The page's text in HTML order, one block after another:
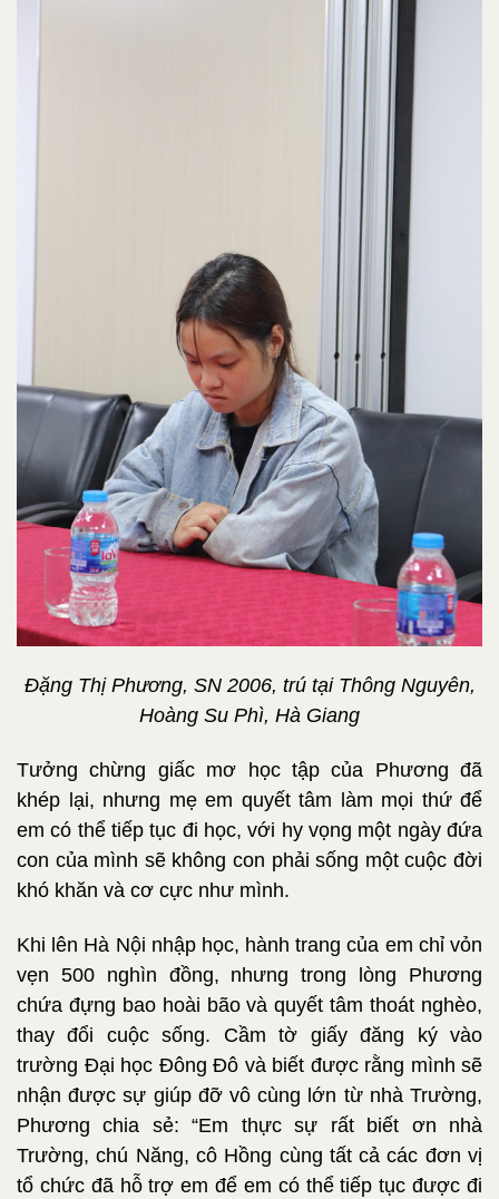
Đặng Thị Phương, SN 2006, trú tại Thông Nguyên,
Hoàng Su Phì, Hà Giang
Tưởng chừng giấc mơ học tập của Phương đã
khép lại, nhưng mẹ em quyết tâm làm mọi thứ để
em có thể tiếp tục đi học, với hy vọng một ngày đứa
con của mình sẽ không con phải sống một cuộc đời
khó khăn và cơ cực như mình.
Khi lên Hà Nội nhập học, hành trang của em chỉ vỏn
vẹn 500 nghìn đồng, nhưng trong lòng Phương
chứa đựng bao hoài bão và quyết tâm thoát nghèo,
thay đổi cuộc sống. Cầm tờ giấy đăng ký vào
trường Đại học Đông Đô và biết được rằng mình sẽ
nhận được sự giúp đỡ vô cùng lớn từ nhà Trường,
Phương chia sẻ: “Em thực sự rất biết ơn nhà
Trường, chú Năng, cô Hồng cùng tất cả các đơn vị
tổ chức đã hỗ trợ em để em có thể tiếp tục được đi